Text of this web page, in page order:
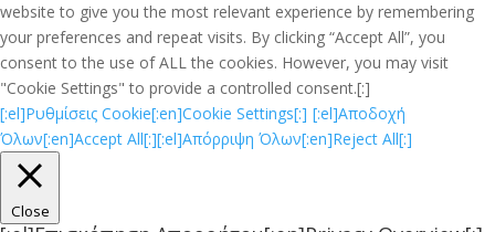
website to give you the most relevant experience by remembering
your preferences and repeat visits. By clicking “Accept All”, you
consent to the use of ALL the cookies. However, you may visit
"Cookie Settings" to provide a controlled consent.[:]
[:el]Ρυθμίσεις Cookie[:en]Cookie Settings[:] [:el]Αποδοχή
Όλων[:en]Accept All[:][:el]Απόρριψη Όλων[:en]Reject All[:]
Close